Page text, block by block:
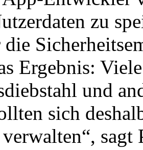
zu
die
Ergebnis:
und
sich